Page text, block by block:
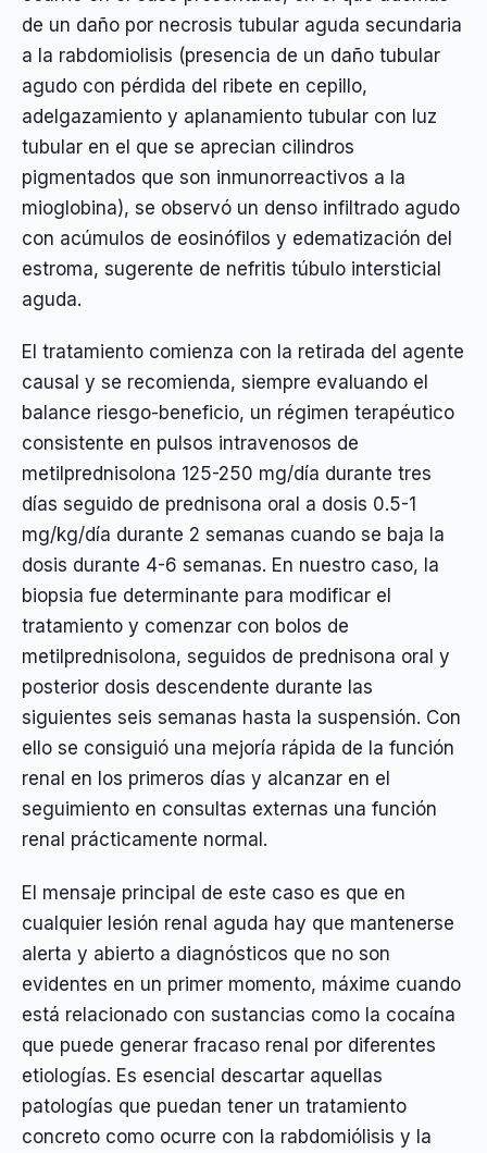
de un daño por necrosis tubular aguda secundaria
a la rabdomiolisis (presencia de un daño tubular
agudo con pérdida del ribete en cepillo,
adelgazamiento y aplanamiento tubular con luz
tubular en el que se aprecian cilindros
pigmentados que son inmunorreactivos a la
mioglobina), se observó un denso infiltrado agudo
con acúmulos de eosinófilos y edematización del
estroma, sugerente de nefritis túbulo intersticial
aguda.
El tratamiento comienza con la retirada del agente
causal y se recomienda, siempre evaluando el
balance riesgo-beneficio, un régimen terapéutico
consistente en pulsos intravenosos de
metilprednisolona 125-250 mg/día durante tres
días seguido de prednisona oral a dosis 0.5-1
mg/kg/día durante 2 semanas cuando se baja la
dosis durante 4-6 semanas. En nuestro caso, la
biopsia fue determinante para modificar el
tratamiento y comenzar con bolos de
metilprednisolona, seguidos de prednisona oral y
posterior dosis descendente durante las
siguientes seis semanas hasta la suspensión. Con
ello se consiguió una mejoría rápida de la función
renal en los primeros días y alcanzar en el
seguimiento en consultas externas una función
renal prácticamente normal.
El mensaje principal de este caso es que en
cualquier lesión renal aguda hay que mantenerse
alerta y abierto a diagnósticos que no son
evidentes en un primer momento, máxime cuando
está relacionado con sustancias como la cocaína
que puede generar fracaso renal por diferentes
etiologías. Es esencial descartar aquellas
patologías que puedan tener un tratamiento
concreto como ocurre con la rabdomiólisis y la